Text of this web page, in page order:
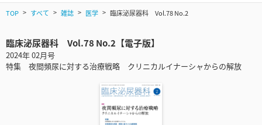
TOP すべて 雑誌 医学 臨床泌尿器科 Vol.78 No.2
臨床泌尿器科 Vol.78 No.2【電子版】
2024年 02月号
特集 夜間頻尿に対する治療戦略 クリニカルイナーシャからの解放